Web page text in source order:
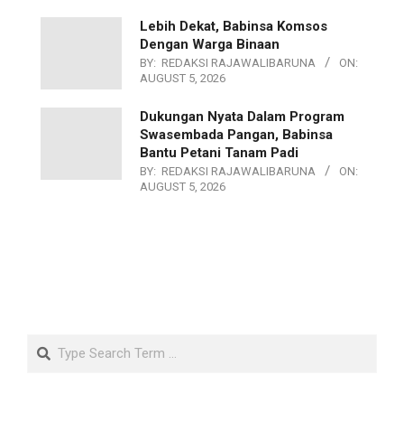
Lebih Dekat, Babinsa Komsos
Dengan Warga Binaan
BY: REDAKSI RAJAWALIBARUNA
ON:
AUGUST 5, 2026
Dukungan Nyata Dalam Program
Swasembada Pangan, Babinsa
Bantu Petani Tanam Padi
BY: REDAKSI RAJAWALIBARUNA
ON:
AUGUST 5, 2026
Search